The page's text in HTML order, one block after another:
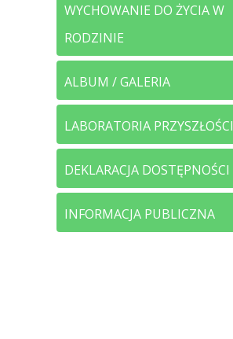
WYCHOWANIE DO ŻYCIA W
RODZINIE
ALBUM / GALERIA
LABORATORIA PRZYSZŁOŚCI
DEKLARACJA DOSTĘPNOŚCI
INFORMACJA PUBLICZNA